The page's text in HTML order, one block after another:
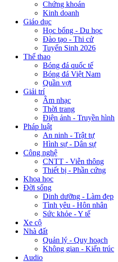
Chứng khoán
Kinh doanh
Giáo dục
Học bổng - Du học
Đào tạo - Thi cử
Tuyển Sinh 2026
Thể thao
Bóng đá quốc tế
Bóng đá Việt Nam
Quần vợt
Giải trí
Âm nhạc
Thời trang
Điện ảnh - Truyền hình
Pháp luật
An ninh - Trật tự
Hình sự - Dân sự
Công nghệ
CNTT - Viễn thông
Thiết bị - Phần cứng
Khoa học
Đời sống
Dinh dưỡng - Làm đẹp
Tình yêu - Hôn nhân
Sức khỏe - Y tế
Xe cộ
Nhà đất
Quản lý - Quy hoạch
Không gian - Kiến trúc
Audio